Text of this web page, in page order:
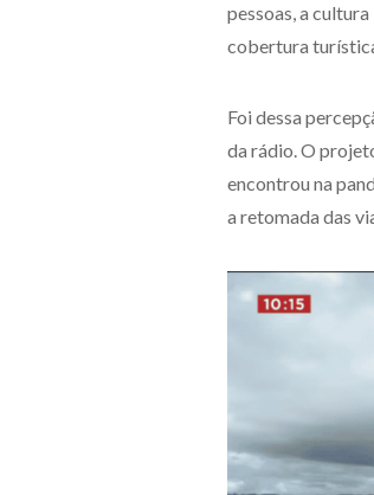
pessoas, a
cobertura
Foi dessa
da rádio. O
encontrou na
a retomada das